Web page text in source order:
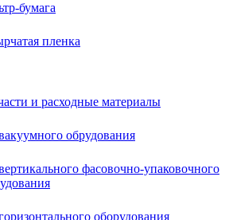
бумага
пленка
и расходные материалы
обрудования
фасовочно-упаковочного
оборудования